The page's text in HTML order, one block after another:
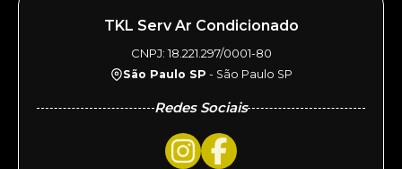
TKL Serv Ar Condicionado
CNPJ: 18.221.297/0001-80
São Paulo SP - São Paulo SP
Redes Sociais